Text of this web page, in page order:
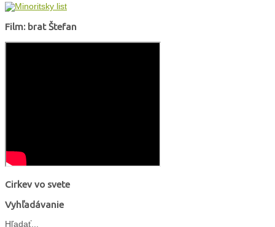
Film: brat Štefan
Cirkev vo svete
Vyhľadávanie
Hľadať...